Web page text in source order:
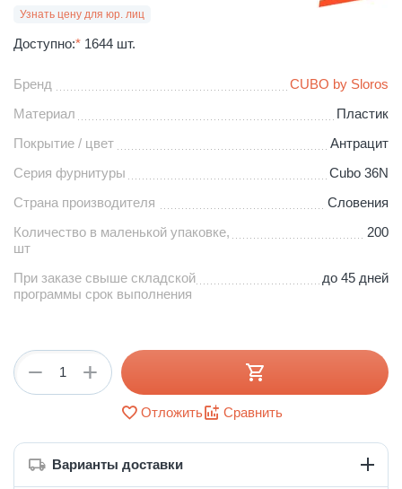
Узнать цену для юр. лиц
Доступно:* 1644 шт.
Бренд
CUBO by Sloros
Материал
Пластик
Покрытие / цвет
Антрацит
Серия фурнитуры
Cubo 36N
Страна производителя
Словения
Количество в маленькой упаковке,
шт
200
При заказе свыше складской
программы срок выполнения
до 45 дней
+
−
Отложить Сравнить
Варианты доставки